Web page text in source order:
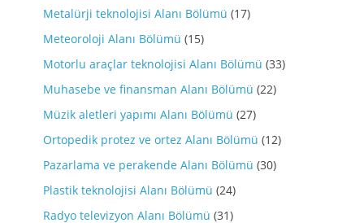
Metalürji teknolojisi Alanı Bölümü (17)
Meteoroloji Alanı Bölümü (15)
Motorlu araçlar teknolojisi Alanı Bölümü (33)
Muhasebe ve finansman Alanı Bölümü (22)
Müzik aletleri yapımı Alanı Bölümü (27)
Ortopedik protez ve ortez Alanı Bölümü (12)
Pazarlama ve perakende Alanı Bölümü (30)
Plastik teknolojisi Alanı Bölümü (24)
Radyo televizyon Alanı Bölümü (31)